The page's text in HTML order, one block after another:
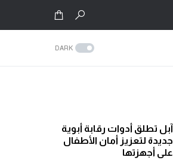
DARK
آبل تطلق أدوات رقابة أبوية
جديدة لتعزيز أمان الأطفال
على أجهزتها